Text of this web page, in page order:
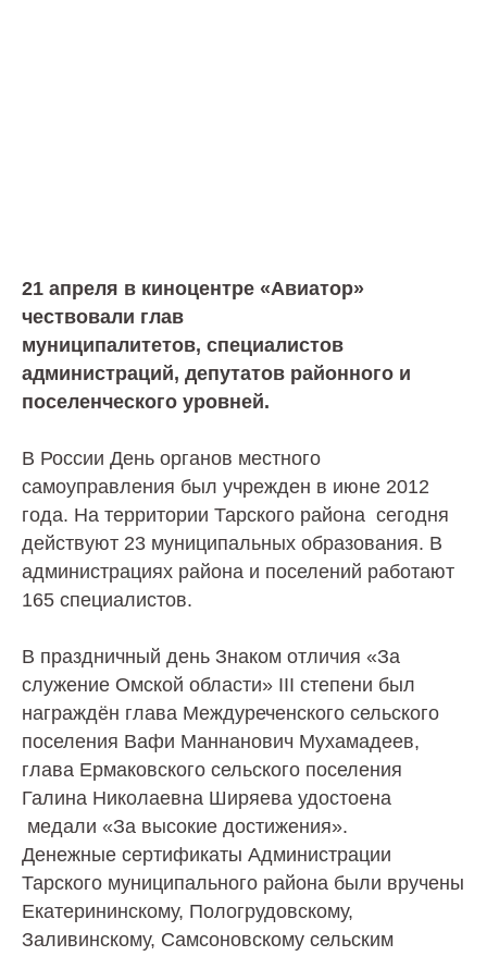
21 апреля в киноцентре «Авиатор»
чествовали глав
муниципалитетов, специалистов
администраций, депутатов районного и
поселенческого уровней.
В России День органов местного
самоуправления был учрежден в июне 2012
года. На территории Тарского района сегодня
действуют 23 муниципальных образования. В
администрациях района и поселений работают
165 специалистов.
В праздничный день Знаком отличия «За
служение Омской области» III степени был
награждён глава Междуреченского сельского
поселения Вафи Маннанович Мухамадеев,
глава Ермаковского сельского поселения
Галина Николаевна Ширяева удостоена
медали «За высокие достижения».
Денежные сертификаты Администрации
Тарского муниципального района были вручены
Екатерининскому, Пологрудовскому,
Заливинскому, Самсоновскому сельским